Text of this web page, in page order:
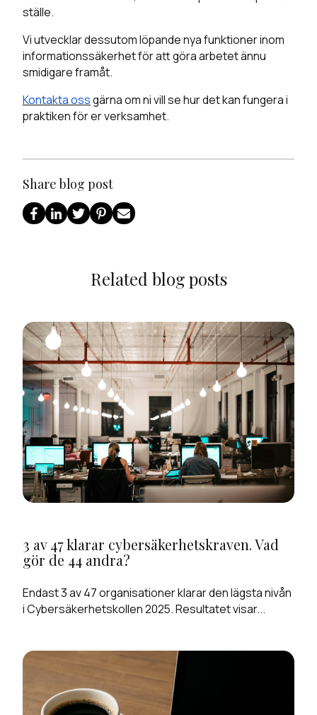
ställe.
Vi utvecklar dessutom löpande nya funktioner inom
informationssäkerhet för att göra arbetet ännu
smidigare framåt.
Kontakta ossgärna om ni vill se hur det kan fungera i
praktiken för er verksamhet.
Share blog post
Related blog posts
3 av 47 klarar cybersäkerhetskraven. Vad
gör de 44 andra?
Endast 3 av 47 organisationer klarar den lägsta nivån
i Cybersäkerhetskollen 2025. Resultatet visar...